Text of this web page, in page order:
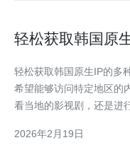
轻松获取韩国原
轻松获取韩国原生IP的多
希望能够访问特定地区的
看当地的影视剧，还是进
方法一：使用VPN服务 方法二：利用代理服务器 方法三：采用
2026年2月19日